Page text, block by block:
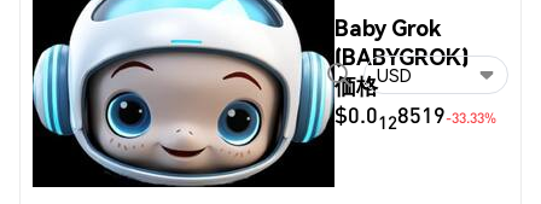
Baby Grok
(BABYGROK)
価格
$0.0128519-33.33%
USD